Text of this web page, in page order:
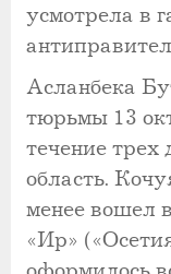
усмотрела в
Асланбека
тюрьмы 13
течение
область.
менее вошел
«Ир»